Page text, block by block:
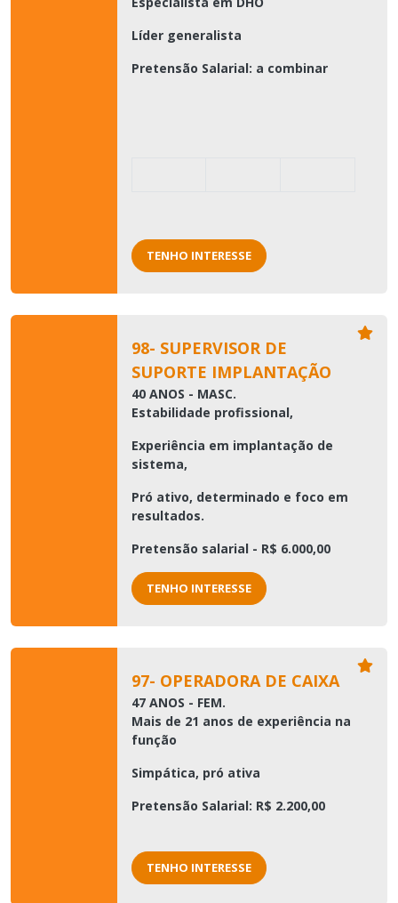
Líder generalista
Pretensão Salarial: a combinar
TENHO INTERESSE
98- SUPERVISOR DE
SUPORTE IMPLANTAÇÃO
40 ANOS - MASC.
Estabilidade profissional,
Experiência em implantação de
sistema,
Pró ativo, determinado e foco em
resultados.
Pretensão salarial - R$ 6.000,00
TENHO INTERESSE
97- OPERADORA DE CAIXA
47 ANOS - FEM.
Mais de 21 anos de experiência na
função
Simpática, pró ativa
Pretensão Salarial: R$ 2.200,00
TENHO INTERESSE